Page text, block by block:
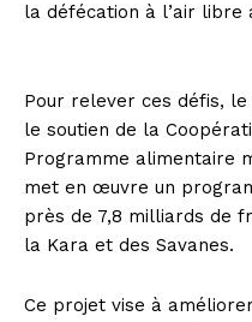
la défécation à l’air libre
Pour relever ces défis,
le soutien de la
Programme alimentaire
met en œuvre un
près de 7,8 milliards de
la Kara et des Savanes.
Ce projet vise à